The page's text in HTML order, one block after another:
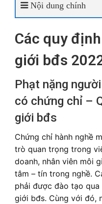
Nội dung chính
Các quy
giới bđs
Phạt nặng
có chứng chỉ –
giới bđs
Chứng chỉ hành nghề
trò quan trọng trong
doanh, nhân viên môi
tâm – tín trong nghề.
phải được đào tạo
giới bđs. Cùng với đó,